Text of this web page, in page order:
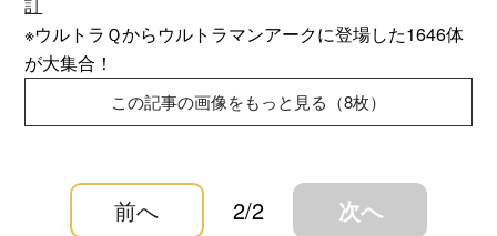
訂
※ウルトラＱからウルトラマンアークに登場した1646体
が大集合！
この記事の画像をもっと見る（8枚）
前へ 2/2 次へ